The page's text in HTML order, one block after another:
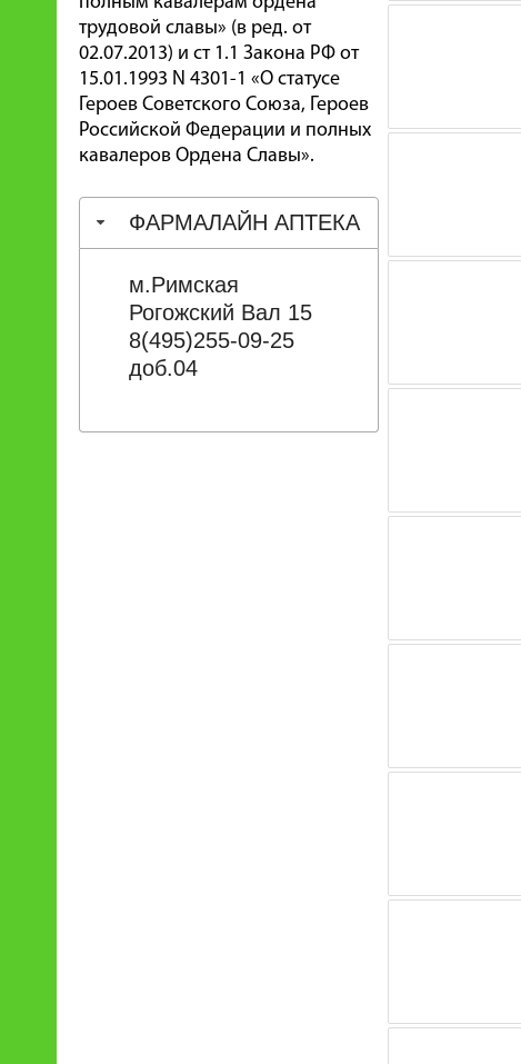
трудовой славы» (в ред. от
02.07.2013) и ст 1.1 Закона РФ от
15.01.1993 N 4301-1 «О статусе
Героев Советского Союза, Героев
Российской Федерации и полных
кавалеров Ордена Славы».
ФАРМАЛАЙН АПТЕКА
м.Римская
Рогожский Вал 15
8(495)255-09-25
доб.04